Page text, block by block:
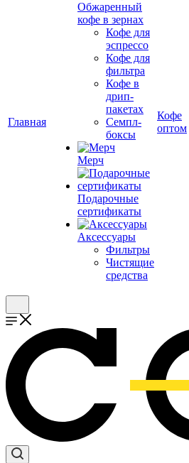
Главная
Обжаренный
кофе в зернах
Кофе для
эспрессо
Кофе для
фильтра
Кофе в
дрип-
пакетах
Семпл-
боксы
Мерч
Подарочные
сертификаты
Аксессуары
Фильтры
Чистящие
средства
Кофе
оптом